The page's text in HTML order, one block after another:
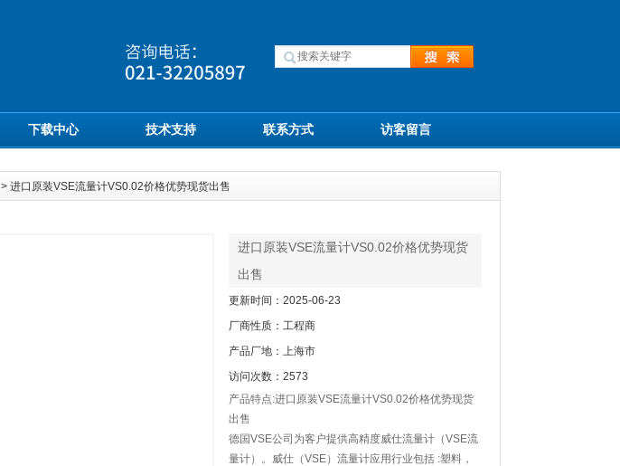
下载中心 技术支持 联系方式 访客留言
> 进口原装VSE流量计VS0.02价格优势现货出售
进口原装VSE流量计VS0.02价格优势现货
出售
更新时间：2025-06-23
厂商性质：工程商
产品厂地：上海市
访问次数：2573
产品特点:进口原装VSE流量计VS0.02价格优势现货
出售
德国VSE公司为客户提供高精度威仕流量计（VSE流
量计）。威仕（VSE）流量计应用行业包括 :塑料，